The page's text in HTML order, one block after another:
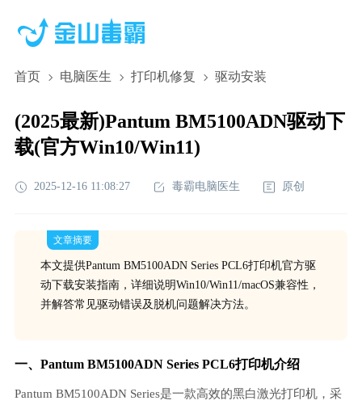
首页 电脑医生 打印机修复 驱动安装
(2025最新)Pantum BM5100ADN驱动下
载(官方Win10/Win11)
2025-12-16 11:08:27 毒霸电脑医生 原创
文章摘要
本文提供Pantum BM5100ADN Series PCL6打印机官方驱
动下载安装指南，详细说明Win10/Win11/macOS兼容性，
并解答常见驱动错误及脱机问题解决方法。
一、Pantum BM5100ADN Series PCL6打印机介绍
Pantum BM5100ADN Series是一款高效的黑白激光打印机，采